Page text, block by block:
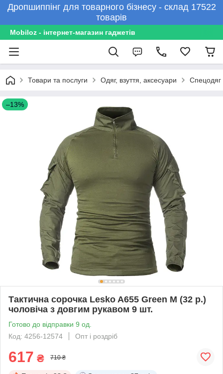
Дропшиппінг для товарного бізнесу - склад 17522
товарів
Mobiloz - інтернет-магазин гаджетів
Товари та послуги Одяг, взуття, аксесуари Спецодяг
–13%
Тактична сорочка Lesko A655 Green M (32 р.)
чоловіча з довгим рукавом 9 шт.
Готово до відправки 9 од.
Код: 4256-12574
Опт і роздріб
617 ₴ 710 ₴